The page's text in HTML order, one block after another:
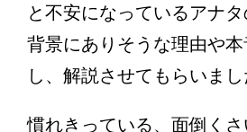
と不安になっているアナ
背景にありそうな理由や
し、解説させてもらいまし
慣れきっている、面倒く